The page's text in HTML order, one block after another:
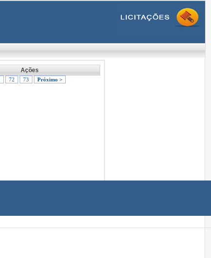
Ações
72 73 Próximo >